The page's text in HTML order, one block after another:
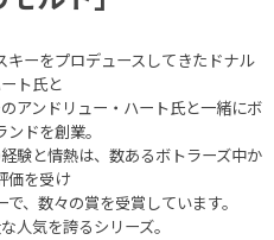
ーをプロデュースしてきたドナル
ト氏と
アンドリュー・ハート氏と一緒にボ
ンドを創業。
験と情熱は、数あるボトラーズ中か
価を受け
、数々の賞を受賞しています。
人気を誇るシリーズ。